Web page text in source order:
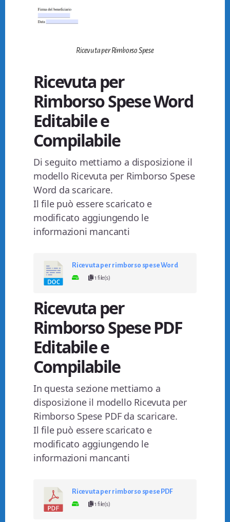
Ricevuta per Rimborso Spese
Ricevuta per
Rimborso Spese Word
Editabile e
Compilabile
Di seguito mettiamo a disposizione il
modello Ricevuta per Rimborso Spese
Word da scaricare.
Il file può essere scaricato e
modificato aggiungendo le
informazioni mancanti
Ricevuta per rimborso spese Word
1 file(s)
Ricevuta per
Rimborso Spese PDF
Editabile e
Compilabile
In questa sezione mettiamo a
disposizione il modello Ricevuta per
Rimborso Spese PDF da scaricare.
Il file può essere scaricato e
modificato aggiungendo le
informazioni mancanti
Ricevuta per rimborso spese PDF
1 file(s)